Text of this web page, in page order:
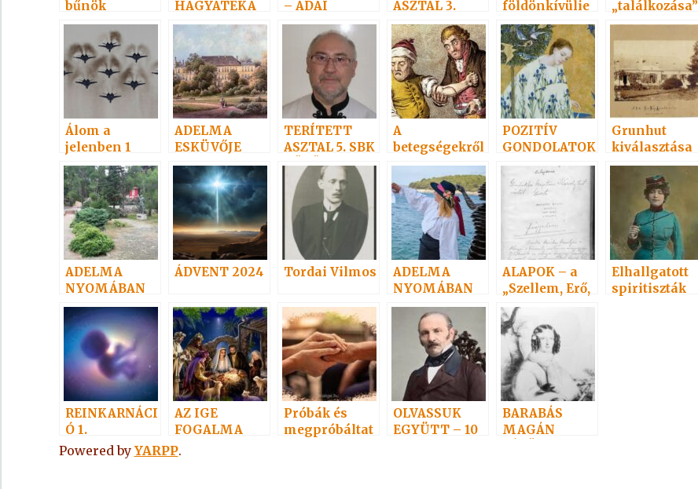
bűnök
HAGYATÉKA
– ADAI
gondolatok
ASZTAL 3.
REINER
ÁGOSTON
földönkívülie
k
„találkozása”
Vay
Adelmával
Álom a
jelenben 1
ADELMA
ESKÜVŐJE
TERÍTETT
ASZTAL 5. SBK
KÖRÖK
A
betegségekről
másképp
POZITÍV
GONDOLATOK
11
Grunhut
kiválasztása
ADELMA
NYOMÁBAN
személyesen
– 4.
ÁDVENT 2024 Tordai Vilmos
ADELMA
NYOMÁBAN
személyesen
ALAPOK – a
„Szellem, Erő,
Anyag” 1 – 7.
Elhallgatott
spiritiszták
REINKARNÁCI
Ó 1.
AZ IGE
FOGALMA
Próbák és
megpróbáltat
OLVASSUK
EGYÜTT – 10
BARABÁS
MAGÁN
Powered by YARPP.